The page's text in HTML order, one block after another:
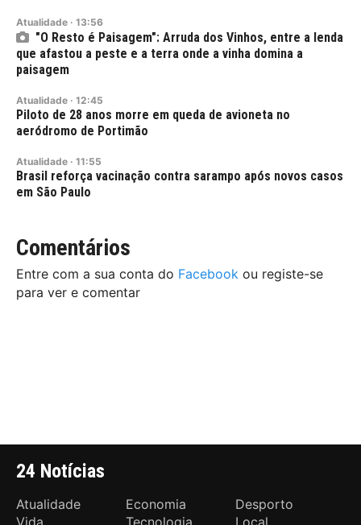
Atualidade · 13:56
"O Resto é Paisagem": Arruda dos Vinhos, entre a lenda
que afastou a peste e a terra onde a vinha domina a
paisagem
Atualidade · 12:45
Piloto de 28 anos morre em queda de avioneta no
aeródromo de Portimão
Atualidade · 11:55
Brasil reforça vacinação contra sarampo após novos casos
em São Paulo
Comentários
Entre com a sua conta do Facebook ou registe-se
para ver e comentar
24 Notícias
Atualidade Economia
Desporto
Vida
Tecnologia Local